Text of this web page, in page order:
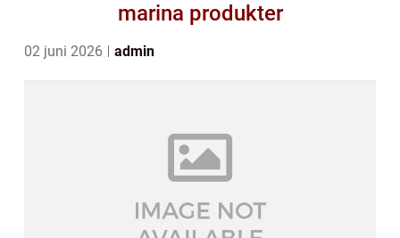
marina produkter
02 juni 2026 admin